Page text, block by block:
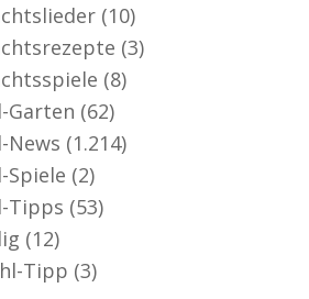
(10)
(3)
(8)
Garten (62)
News (1.214)
Spiele (2)
Tipps (53)
(12)
Tipp (3)